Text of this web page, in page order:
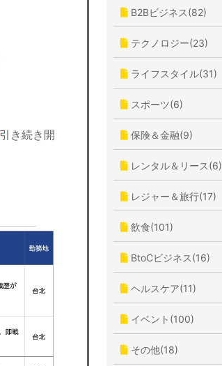
引き続き開
B2Bビジネス(82)
テクノロジー(23)
ライフスタイル(31)
スポーツ(6)
保険＆金融(9)
レンタル＆リース(6)
レジャー＆旅行(17)
飲食(101)
BtoCビジネス(16)
ヘルスケア(11)
イベント(100)
その他(18)